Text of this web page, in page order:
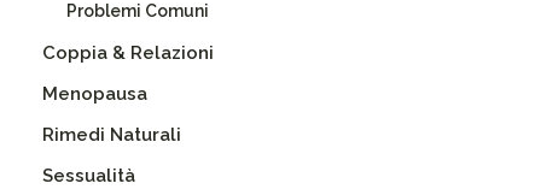
Problemi Comuni
Coppia & Relazioni
Menopausa
Rimedi Naturali
Sessualità